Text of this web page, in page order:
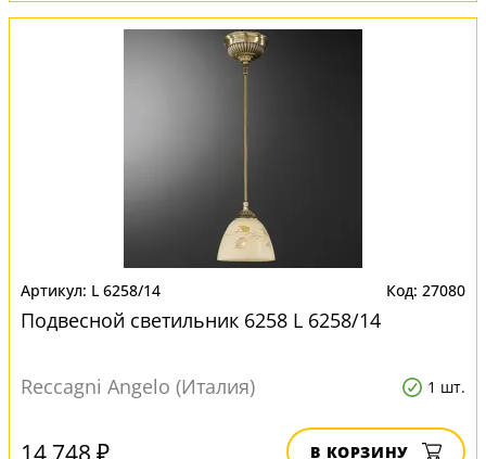
L 6258/14 27080
Подвесной светильник 6258 L 6258/14
Reccagni Angelo (Италия) 1 шт.
14 748 ₽ В КОРЗИНУ